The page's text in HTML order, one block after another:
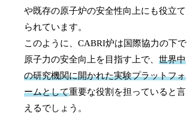
や既存の原子炉の安全性向上にも役立て
られています。
このように、CABRI炉は国際協力の下で
原子力の安全向上を目指す上で、世界中
の研究機関に開かれた実験プラットフォ
ームとして重要な役割を担っていると言
えるでしょう。